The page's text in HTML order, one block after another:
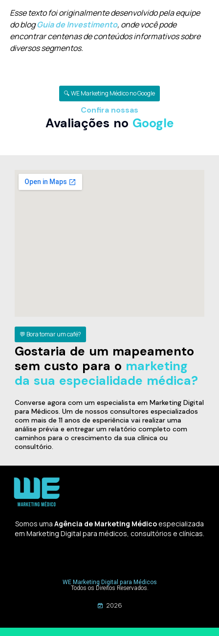
Esse texto foi originalmente desenvolvido pela equipe
do blogGuia de Investimento, onde você pode
encontrar centenas de conteúdos informativos sobre
diversos segmentos.
🔍 WE Marketing Médico no Google
Confira nossas
Avaliações no Google
💬 Bora tomar um café?
Gostaria de um mapeamento
sem custo para o marketing
da sua especialidade médica?
Converse agora com um especialista em Marketing Digital
para Médicos. Um de nossos consultores especializados
com mais de 11 anos de esperiência vai realizar uma
análise prévia e entregar um relatório completo com
caminhos para o crescimento da sua clínica ou
consultório.
Somos uma Agência de Marketing Médicoespecializada
em Marketing Digital para médicos, consultórios e clínicas.
WE Marketing Digital para Médicos
Todos os Direitos Reservados.
2026